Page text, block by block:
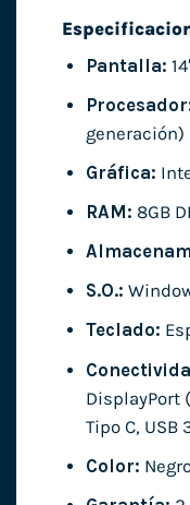
Pantalla:
generación)
Gráfica:
RAM: 8GB
S.O.:
Teclado:
DisplayPort
Tipo C, USB
Color: